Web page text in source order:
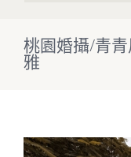
桃園婚攝/青
雅
View